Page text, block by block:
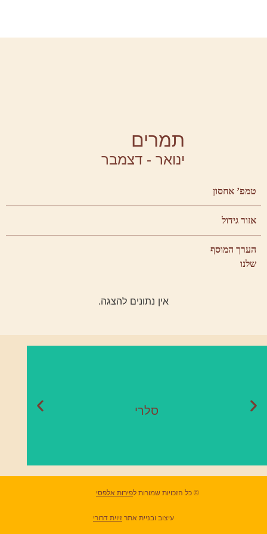
תמרים
ינואר - דצמבר
טמפ’ אחסון
אזור גידול
הערך המוסף
שלנו
אין נתונים להצגה.
סלרי
נובמבר - מאי
© כל הזכויות שמורות לפירות אלפסי
עיצוב ובניית אתר זיוית דרורי